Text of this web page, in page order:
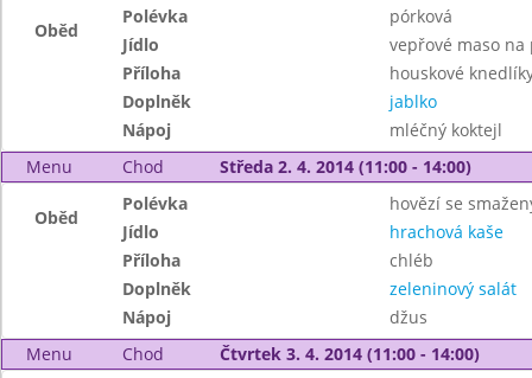
Oběd
Polévka
pórková
Jídlo
vepřové maso na
Příloha
houskové
Doplněk
jablko
Nápoj
mléčný koktejl
Menu
Chod Středa 2. 4. 2014 (11:00 - 14:00)
Oběd
Polévka
hovězí se
Jídlo
hrachová kaše
Příloha
chléb
Doplněk
zeleninový salát
Nápoj
džus
Menu
Chod Čtvrtek 3. 4. 2014 (11:00 - 14:00)